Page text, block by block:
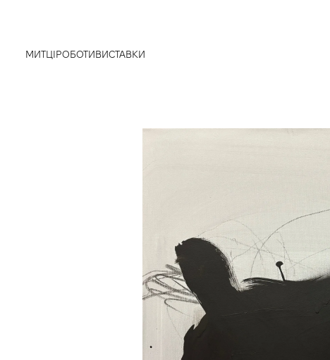
МИТЦІРОБОТИВИСТАВКИ